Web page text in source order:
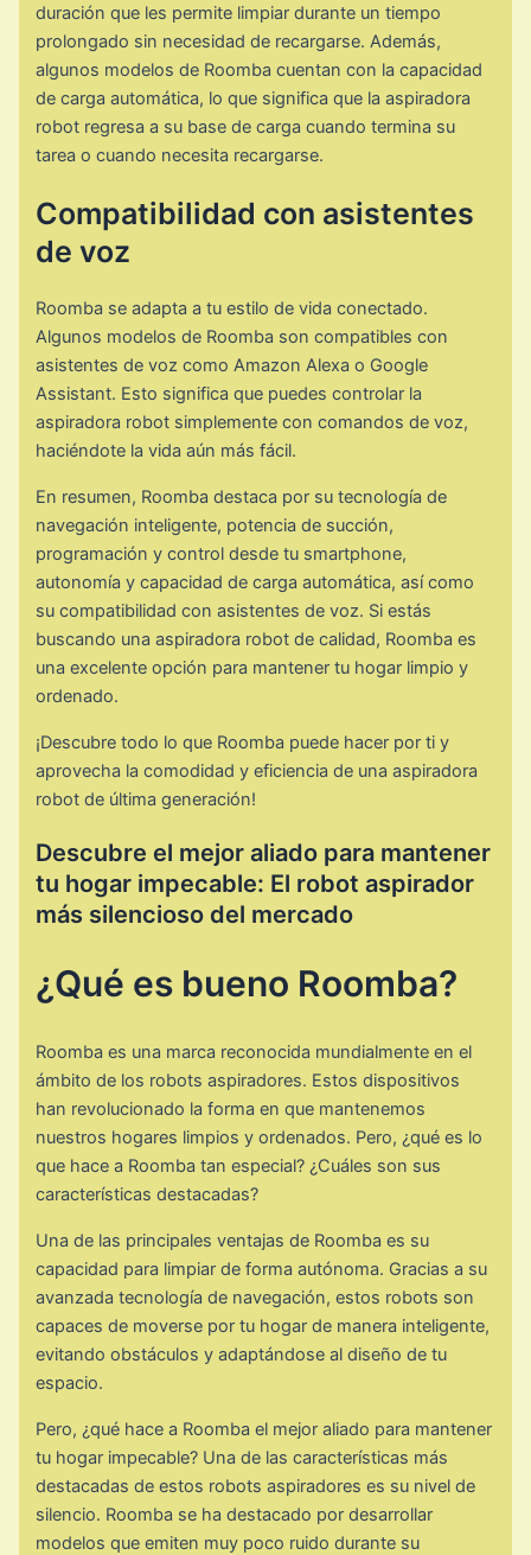
duración que les permite limpiar durante un tiempo
prolongado sin necesidad de recargarse. Además,
algunos modelos de Roomba cuentan con la capacidad
de carga automática, lo que significa que la aspiradora
robot regresa a su base de carga cuando termina su
tarea o cuando necesita recargarse.
Compatibilidad con asistentes
de voz
Roomba se adapta a tu estilo de vida conectado.
Algunos modelos de Roomba son compatibles con
asistentes de voz como Amazon Alexa o Google
Assistant. Esto significa que puedes controlar la
aspiradora robot simplemente con comandos de voz,
haciéndote la vida aún más fácil.
En resumen, Roomba destaca por su tecnología de
navegación inteligente, potencia de succión,
programación y control desde tu smartphone,
autonomía y capacidad de carga automática, así como
su compatibilidad con asistentes de voz. Si estás
buscando una aspiradora robot de calidad, Roomba es
una excelente opción para mantener tu hogar limpio y
ordenado.
¡Descubre todo lo que Roomba puede hacer por ti y
aprovecha la comodidad y eficiencia de una aspiradora
robot de última generación!
Descubre el mejor aliado para mantener
tu hogar impecable: El robot aspirador
más silencioso del mercado
¿Qué es bueno Roomba?
Roomba es una marca reconocida mundialmente en el
ámbito de los robots aspiradores. Estos dispositivos
han revolucionado la forma en que mantenemos
nuestros hogares limpios y ordenados. Pero, ¿qué es lo
que hace a Roomba tan especial? ¿Cuáles son sus
características destacadas?
Una de las principales ventajas de Roomba es su
capacidad para limpiar de forma autónoma. Gracias a su
avanzada tecnología de navegación, estos robots son
capaces de moverse por tu hogar de manera inteligente,
evitando obstáculos y adaptándose al diseño de tu
espacio.
Pero, ¿qué hace a Roomba el mejor aliado para mantener
tu hogar impecable? Una de las características más
destacadas de estos robots aspiradores es su nivel de
silencio. Roomba se ha destacado por desarrollar
modelos que emiten muy poco ruido durante su